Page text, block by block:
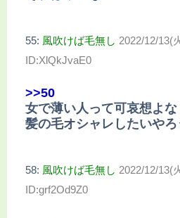
55: 風吹けば毛無し 2022/12/13(
ID:XlQkJvaE0
>>50
女で薄い人って可哀想よな
髪の毛オシャレしたいやろ
58: 風吹けば毛無し 2022/12/13(
ID:grf2Od9Z0